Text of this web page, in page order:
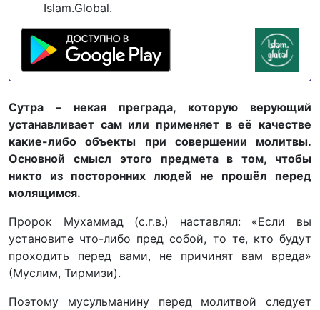
Islam.Global.
Сутра – некая преграда, которую верующий
устанавливает сам или применяет в её качестве
какие-либо объекты при совершении молитвы.
Основной смысл этого предмета в том, чтобы
никто из посторонних людей не прошёл перед
молящимся.
Пророк Мухаммад (с.г.в.) наставлял: «Если вы
установите что-либо пред собой, то те, кто будут
проходить перед вами, не причинят вам вреда»
(Муслим, Тирмизи).
Поэтому мусульманину перед молитвой следует